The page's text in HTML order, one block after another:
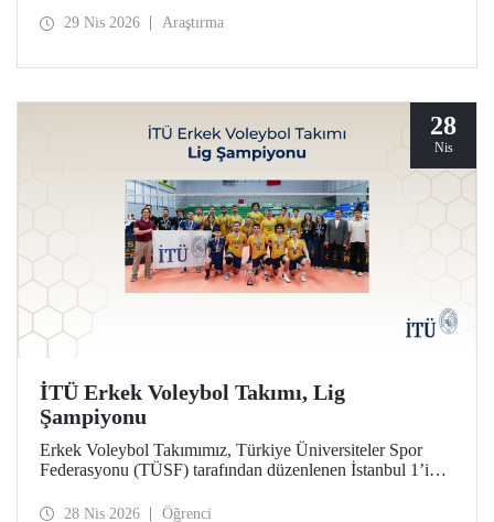
Bursu kapsamında desteklenmeye hak kazandı.
29 Nis 2026 Araştırma
28
Nis
İTÜ Erkek Voleybol Takımı, Lig
Şampiyonu
Erkek Voleybol Takımımız, Türkiye Üniversiteler Spor
Federasyonu (TÜSF) tarafından düzenlenen İstanbul 1’inci
28 Nis 2026 Öğrenci